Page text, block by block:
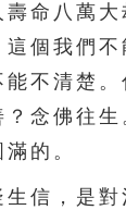
命八萬大
個我們不
不清楚。
念佛往生
的。
，是對